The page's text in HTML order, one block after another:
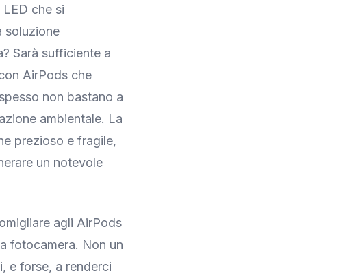
che si
soluzione
Sarà sufficiente a
AirPods che
non bastano a
ambientale. La
prezioso e fragile,
un notevole
agli AirPods
fotocamera. Non un
e forse, a renderci